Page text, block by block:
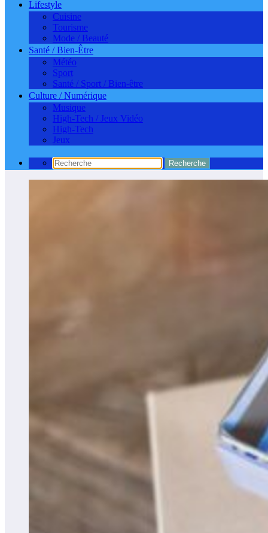
Lifestyle
Cuisine
Tourisme
Mode / Beauté
Santé / Bien-Être
Météo
Sport
Santé / Sport / Bien-être
Culture / Numérique
Musique
High-Tech / Jeux Vidéo
High-Tech
Jeux